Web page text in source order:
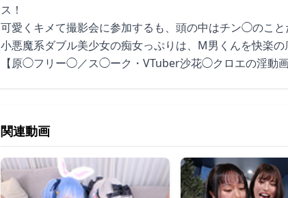
ス！
可愛くキメて撮影会に参加するも、頭の中はチン◯のこと
小悪魔系ダブル美少女の痴女っぷりは、M男くんを快楽の
【原◯フリー◯／ス◯ーク・VTuber沙花◯クロエの淫動画
関連動画